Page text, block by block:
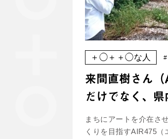
＋◯＋＋◯な人 #
来間直樹さん
だけでなく、
まちにアートを介在さ
くりを目指すAIR475